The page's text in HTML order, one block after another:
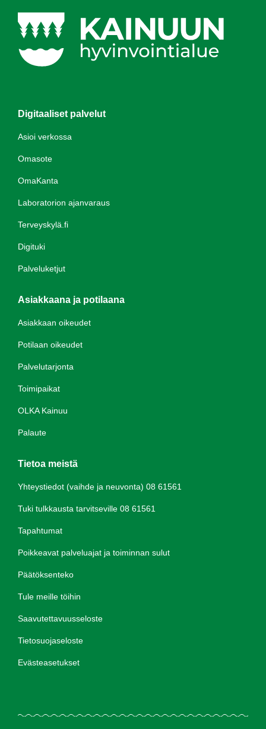
Digitaaliset palvelut
Asioi verkossa
Omasote
OmaKanta
Laboratorion ajanvaraus
Terveyskylä.fi
Digituki
Palveluketjut
Asiakkaana ja potilaana
Asiakkaan oikeudet
Potilaan oikeudet
Palvelutarjonta
Toimipaikat
OLKA Kainuu
Palaute
Tietoa meistä
Yhteystiedot (vaihde ja neuvonta) 08 61561
Tuki tulkkausta tarvitseville 08 61561
Tapahtumat
Poikkeavat palveluajat ja toiminnan sulut
Päätöksenteko
Tule meille töihin
Saavutettavuusseloste
Tietosuojaseloste
Evästeasetukset